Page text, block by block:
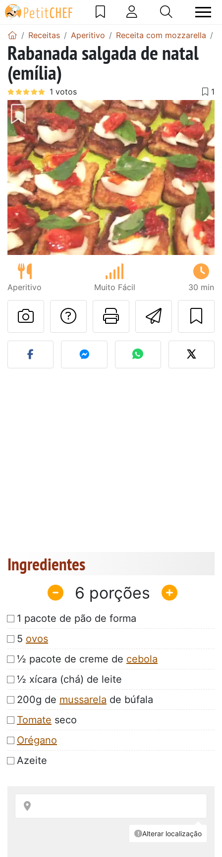
Receitas Aperitivo Receita com mozzarella
Rabanada salgada de natal
(emília)
Aperitivo Muito Fácil 30 min
Imprima
Falar com o autor
Fez esta receita?
Ingredientes
6
1 pacote de pão de forma
5 ovos
½ pacote de creme de cebola
½ xícara (chá) de leite
200g de mussarela de búfala
Tomate seco
Orégano
Azeite